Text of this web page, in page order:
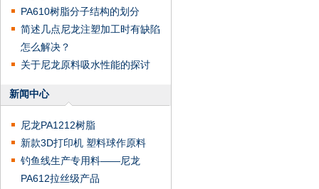
PA610树脂分子结构的划分
简述几点尼龙注塑加工时有缺陷
怎么解决？
关于尼龙原料吸水性能的探讨
新闻中心
尼龙PA1212树脂
新款3D打印机 塑料球作原料
钓鱼线生产专用料——尼龙
PA612拉丝级产品